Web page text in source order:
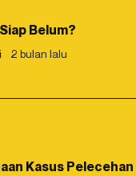
Belum?
2 bulan lalu
Kasus Pelecehan